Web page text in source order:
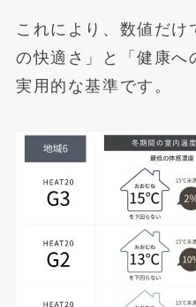
これにより、数値だ
の快適さ」と「健康へ
実用的な基準です。